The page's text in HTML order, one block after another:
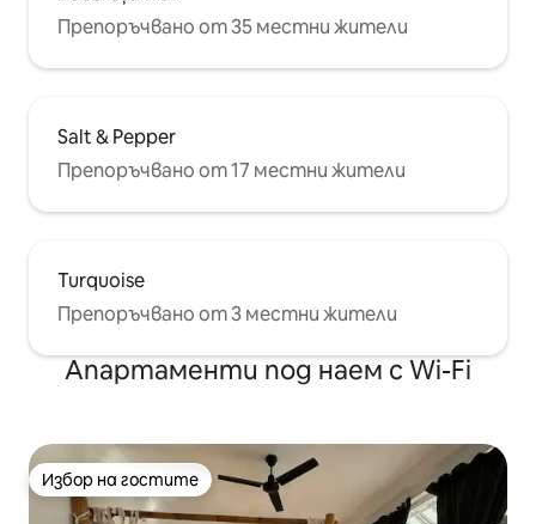
Препоръчвано от 35 местни жители
Salt & Pepper
Препоръчвано от 17 местни жители
Turquoise
Препоръчвано от 3 местни жители
Апартаменти под наем с Wi-Fi
Избор на гостите
Избор на гостите